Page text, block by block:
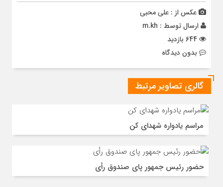
عکس از : علی محبی
ارسال توسط : m.kh
بدون دیدگاه
گالری تصاویر مرتبط
مراسم یادواره شهدای کن
حضور رئیس جمهور پای صندوق رأی